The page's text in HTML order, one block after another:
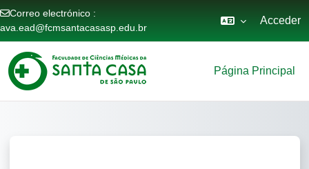
Correo electrónico :
ava.ead@fcmsantacasasp.edu.br
Acceder
Página Principal